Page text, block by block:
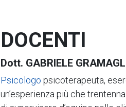
DOCENTI
Dott. GABRIELE
Psicologo psicoterapeuta,
un’esperienza più che